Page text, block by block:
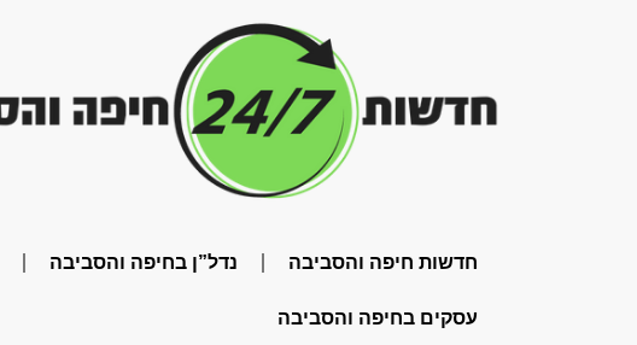
חדשות חיפה והסביבה נדל”ן בחיפה והסביבה
עסקים בחיפה והסביבה